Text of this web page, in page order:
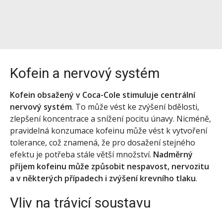
Kofein a nervový systém
Kofein obsažený v Coca-Cole stimuluje centrální
nervový systém. To může vést ke zvýšení bdělosti,
zlepšení koncentrace a snížení pocitu únavy. Nicméně,
pravidelná konzumace kofeinu může vést k vytvoření
tolerance, což znamená, že pro dosažení stejného
efektu je potřeba stále větší množství. Nadměrný
příjem kofeinu může způsobit nespavost, nervozitu
a v některých případech i zvýšení krevního tlaku.
Vliv na trávicí soustavu